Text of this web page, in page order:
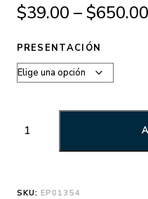
$39.00 – $650.00
PRESENTACIÓN
SKU: EP01354